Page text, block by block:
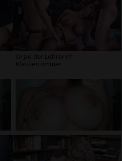
Orgie der Lehrer im
Klassenzimmer